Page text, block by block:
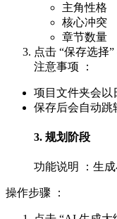
主角性格
核心冲突
章节数量
点击 “保存选择
注意事项 ：
项目文件夹会以
保存后会自动跳
3. 规划阶段
功能说明 ：生成
操作步骤 ：